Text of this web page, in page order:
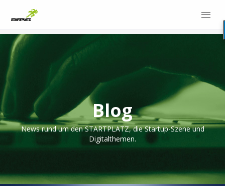
Blog
News rund um den STARTPLATZ, die Startup-Szene und
Digitalthemen.